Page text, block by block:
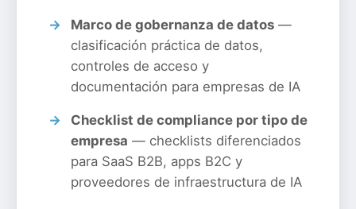
Marco de gobernanza de datos —
clasificación práctica de datos,
controles de acceso y
documentación para empresas de IA
Checklist de compliance por tipo de
empresa — checklists diferenciados
para SaaS B2B, apps B2C y
proveedores de infraestructura de IA